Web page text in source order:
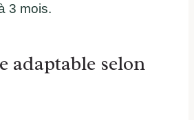
3 mois.
adaptable selon